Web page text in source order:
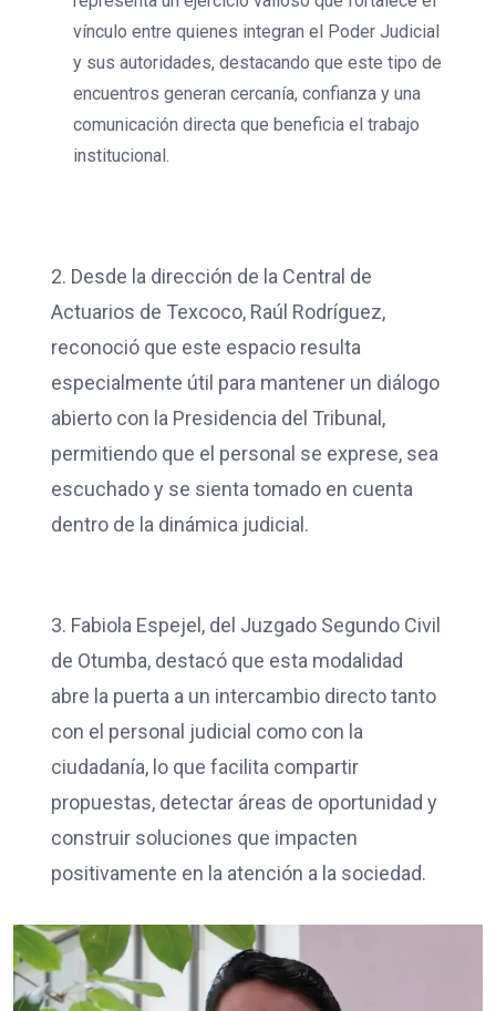
vínculo entre quienes integran el Poder Judicial
y sus autoridades, destacando que este tipo de
encuentros generan cercanía, confianza y una
comunicación directa que beneficia el trabajo
institucional.
2. Desde la dirección de la Central de
Actuarios de Texcoco, Raúl Rodríguez,
reconoció que este espacio resulta
especialmente útil para mantener un diálogo
abierto con la Presidencia del Tribunal,
permitiendo que el personal se exprese, sea
escuchado y se sienta tomado en cuenta
dentro de la dinámica judicial.
3. Fabiola Espejel, del Juzgado Segundo Civil
de Otumba, destacó que esta modalidad
abre la puerta a un intercambio directo tanto
con el personal judicial como con la
ciudadanía, lo que facilita compartir
propuestas, detectar áreas de oportunidad y
construir soluciones que impacten
positivamente en la atención a la sociedad.